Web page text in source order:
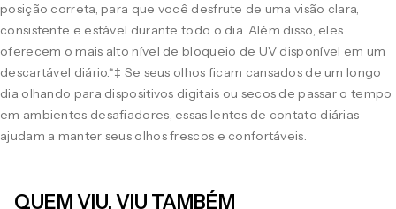
posição correta, para que você desfrute de uma visão clara,
consistente e estável durante todo o dia. Além disso, eles
oferecem o mais alto nível de bloqueio de UV disponível em um
descartável diário.*‡ Se seus olhos ficam cansados de um longo
dia olhando para dispositivos digitais ou secos de passar o tempo
em ambientes desafiadores, essas lentes de contato diárias
ajudam a manter seus olhos frescos e confortáveis.
QUEM VIU, VIU TAMBÉM